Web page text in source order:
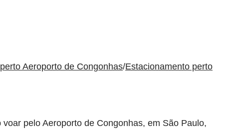
Aeroporto de Congonhas/Estacionamento perto
pelo Aeroporto de Congonhas, em São Paulo,